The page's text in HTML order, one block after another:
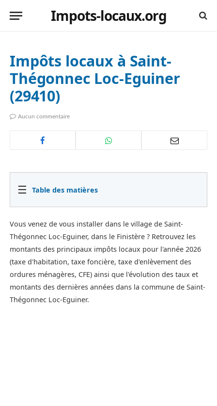
Impots-locaux.org
Impôts locaux à Saint-
Thégonnec Loc-Eguiner
(29410)
Aucun commentaire
☰ Table des matières
Vous venez de vous installer dans le village de Saint-
Thégonnec Loc-Eguiner, dans le Finistère ? Retrouvez les
montants des principaux impôts locaux pour l'année 2026
(taxe d'habitation, taxe foncière, taxe d'enlèvement des
ordures ménagères, CFE) ainsi que l'évolution des taux et
montants des dernières années dans la commune de Saint-
Thégonnec Loc-Eguiner.